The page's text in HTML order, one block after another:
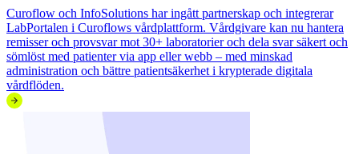
Curoflow och InfoSolutions har ingått partnerskap och integrerar
LabPortalen i Curoflows vårdplattform. Vårdgivare kan nu hantera
remisser och provsvar mot 30+ laboratorier och dela svar säkert och
sömlöst med patienter via app eller webb – med minskad
administration och bättre patientsäkerhet i krypterade digitala
vårdflöden.